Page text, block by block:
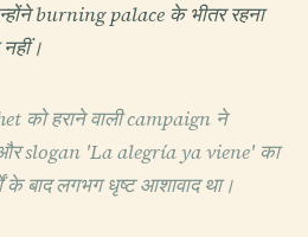
burning palace के भीतर रहना
को हराने वाली campaign ने
slogan 'La alegría ya viene' का
के बाद लगभग धृष्ट आशावाद था।